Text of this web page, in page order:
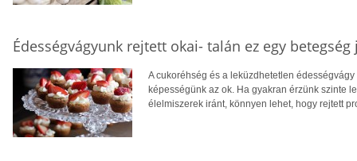
Édességvágyunk rejtett okai- talán ez egy betegség
A cukoréhség és a leküzdhetetlen
képességünk az ok. Ha gyakran érzünk szinte
élelmiszerek iránt, könnyen lehet, hogy rejtett